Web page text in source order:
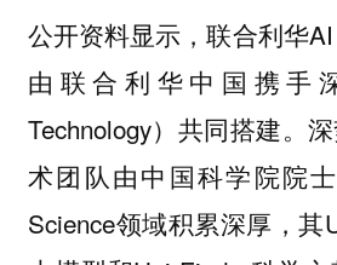
公开资料显示，联合利华
由联合利华中国携手
Technology）共同搭建。
术团队由中国科学院院
Science领域积累深厚，其